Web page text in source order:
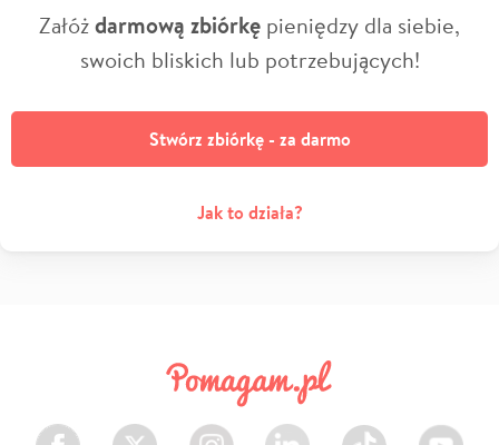
Załóżdarmową zbiórkę pieniędzy dla siebie,
swoich bliskich lub potrzebujących!
Stwórz zbiórkę - za darmo
Jak to działa?
Facebook Twitter Instagram LinkedIn TikTok Youtube